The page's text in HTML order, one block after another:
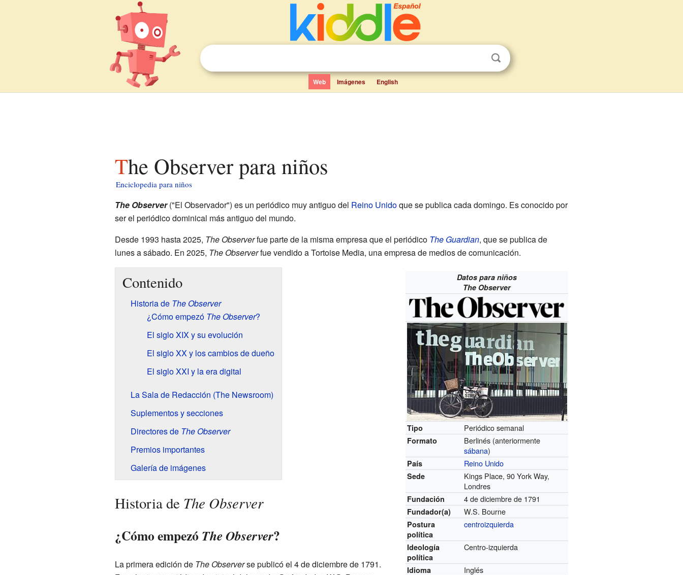
Web Imágenes English
The Observer para niños
Enciclopedia para niños
The Observer("El Observador") es un periódico muy antiguo del Reino Unidoque se publica cada domingo. Es conocido por
ser el periódico dominical más antiguo del mundo.
Desde 1993 hasta 2025, The Observerfue parte de la misma empresa que el periódico The Guardian, que se publica de
lunes a sábado. En 2025, The Observerfue vendido a Tortoise Media, una empresa de medios de comunicación.
Datos para niños
The Observer
Tipo Periódico semanal
Formato
Berlinés (anteriormente
sábana)
País Reino Unido
Sede
Kings Place, 90 York Way,
Londres
Fundación 4 de diciembre de 1791
Fundador(a) W.S. Bourne
Postura
política
centroizquierda
Ideología
política
Centro-izquierda
Idioma Inglés
Contenido
Historia de The Observer
¿Cómo empezó The Observer?
El siglo XIX y su evolución
El siglo XX y los cambios de dueño
El siglo XXI y la era digital
La Sala de Redacción (The Newsroom)
Suplementos y secciones
Directores de The Observer
Premios importantes
Galería de imágenes
Historia de The Observer
¿Cómo empezó The Observer?
La primera edición de The Observerse publicó el 4 de diciembre de 1791.